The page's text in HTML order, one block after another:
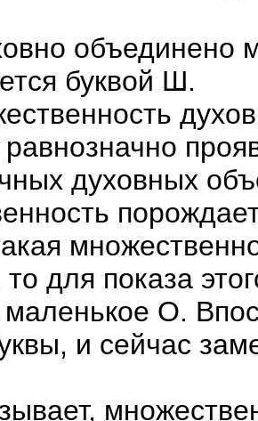
объединено
буквой Ш.
духовных
для показа
маленькое О.
и сейчас